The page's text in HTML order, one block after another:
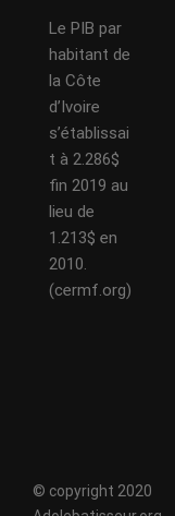
Le PIB par
habitant de
la Côte
d’Ivoire
s’établissai
t à 2.286$
fin 2019 au
lieu de
1.213$ en
2010.
(cermf.org)
© copyright 2020